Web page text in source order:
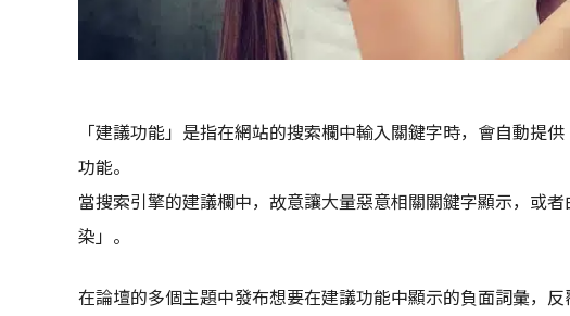
「建議功能」是指在網站的搜索欄中輸入關鍵字時，會自動提
功能。
當搜索引擎的建議欄中，故意讓大量惡意相關關鍵字顯示，或
染」。
在論壇的多個主題中發布想要在建議功能中顯示的負面詞彙，